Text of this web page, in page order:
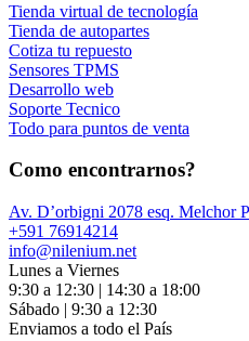
Tienda virtual de tecnología
Tienda de autopartes
Cotiza tu repuesto
Sensores TPMS
Desarrollo web
Soporte Tecnico
Todo para puntos de venta
Como encontrarnos?
Av. D’orbigni 2078 esq. Melchor
+591 76914214
info@nilenium.net
Lunes a Viernes
9:30 a 12:30 | 14:30 a 18:00
Sábado | 9:30 a 12:30
Enviamos a todo el País